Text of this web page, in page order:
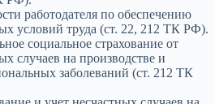
работодателя по обеспечению
условий труда (ст. 22, 212 ТК РФ).
социальное страхование от
случаев на производстве и
заболеваний (ст. 212 ТК